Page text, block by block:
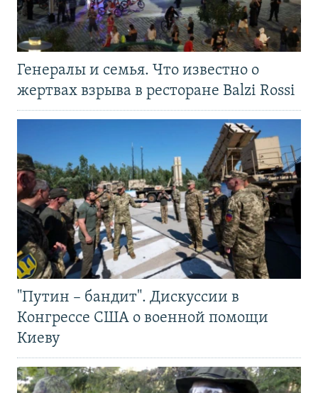
Генералы и семья. Что известно о
жертвах взрыва в ресторане Balzi Rossi
"Путин – бандит". Дискуссии в
Конгрессе США о военной помощи
Киеву